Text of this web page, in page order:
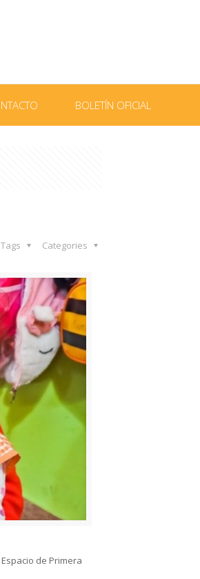
BOLETÍN OFICIAL
Categories
Tags
de Primera